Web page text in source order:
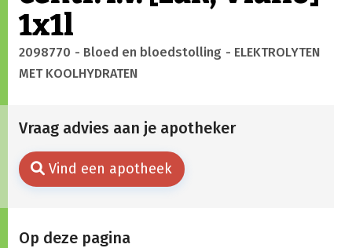
1x1l
2098770 - Bloed en bloedstolling - ELEKTROLYTEN
MET KOOLHYDRATEN
Vraag advies aan je apotheker
Vind een apotheek
Op deze pagina